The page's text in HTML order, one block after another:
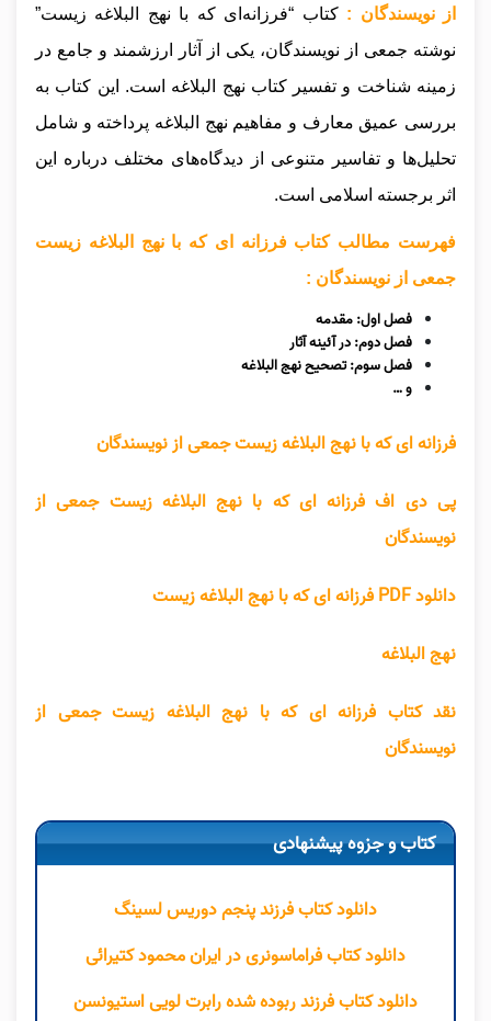
از نویسندگان : کتاب “فرزانه‌ای که با نهج البلاغه زیست”
نوشته جمعی از نویسندگان، یکی از آثار ارزشمند و جامع در
زمینه شناخت و تفسیر کتاب نهج البلاغه است. این کتاب به
بررسی عمیق معارف و مفاهیم نهج البلاغه پرداخته و شامل
تحلیل‌ها و تفاسیر متنوعی از دیدگاه‌های مختلف درباره این
اثر برجسته اسلامی است.
فهرست مطالب کتاب فرزانه ای که با نهج البلاغه زیست
جمعی از نویسندگان :
فصل اول: مقدمه
فصل دوم: در آئینه آثار
فصل سوم: تصحیح نهج البلاغه
و …
فرزانه ای که با نهج البلاغه زیست جمعی از نویسندگان
پی دی اف فرزانه ای که با نهج البلاغه زیست جمعی از
نویسندگان
دانلود PDF فرزانه ای که با نهج البلاغه زیست
نهج البلاغه
نقد کتاب فرزانه ای که با نهج البلاغه زیست جمعی از
نویسندگان
کتاب و جزوه پیشنهادی
دانلود کتاب فرزند پنجم دوریس لسینگ
دانلود کتاب فراماسونری در ایران محمود کتیرائی
دانلود کتاب فرزند ربوده شده رابرت لویی استیونسن